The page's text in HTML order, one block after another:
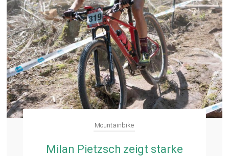
Mountainbike
Milan Pietzsch zeigt starke